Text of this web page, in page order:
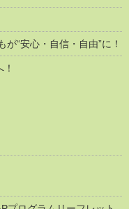
“安心・自信・自由”に！